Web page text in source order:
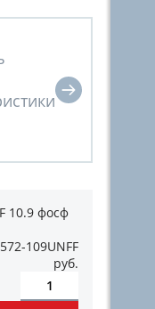
10.9 фосф
109UNFF
руб.